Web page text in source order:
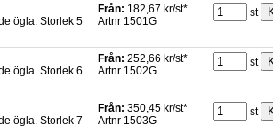
ögla. Storlek 5
Från: 182,67 kr/st*
Artnr 1501G
st
ögla. Storlek 6
Från: 252,66 kr/st*
Artnr 1502G
st
ögla. Storlek 7
Från: 350,45 kr/st*
Artnr 1503G
st